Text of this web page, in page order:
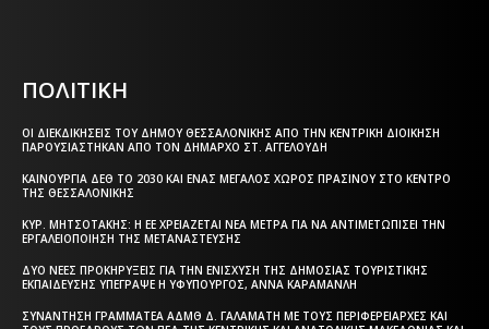
ΠΟΛΙΤΙΚΗ
ΟΙ ΔΙΕΚΔΙΚΉΣΕΙΣ ΤΟΥ ΔΉΜΟΥ ΘΕΣΣΑΛΟΝΊΚΗΣ ΑΠΌ ΤΗΝ ΚΕΝΤΡΙΚΉ ΔΙΟΊΚΗΣΗ
ΠΑΡΟΥΣΙΆΣΤΗΚΑΝ ΑΠΌ ΤΟΝ ΔΉΜΑΡΧΟ ΣΤ. ΑΓΓΕΛΟΎΔΗ
ΚΑΙΝΟΎΡΓΙΑ ΔΕΘ ΤΟ 2030 ΚΑΙ ΈΝΑΣ ΜΕΓΆΛΟΣ ΧΏΡΟΣ ΠΡΑΣΊΝΟΥ ΣΤΟ ΚΈΝΤΡΟ
ΤΗΣ ΘΕΣΣΑΛΟΝΊΚΗΣ
ΚΥΡ. ΜΗΤΣΟΤΆΚΗΣ: Η ΕΕ ΧΡΕΙΆΖΕΤΑΙ ΝΈΑ ΜΈΤΡΑ ΓΙΑ ΝΑ ΑΝΤΙΜΕΤΩΠΊΣΕΙ ΤΗΝ
ΕΡΓΑΛΕΙΟΠΟΊΗΣΗ ΤΗΣ ΜΕΤΑΝΆΣΤΕΥΣΗΣ
ΔΎΟ ΝΈΕΣ ΠΡΟΚΗΡΎΞΕΙΣ ΓΙΑ ΤΗΝ ΕΝΊΣΧΥΣΗ ΤΗΣ ΔΗΜΌΣΙΑΣ ΤΟΥΡΙΣΤΙΚΉΣ
ΕΚΠΑΊΔΕΥΣΗΣ ΥΠΈΓΡΑΨΕ Η ΥΦΥΠΟΥΡΓΌΣ, ΆΝΝΑ ΚΑΡΑΜΑΝΛΉ
ΣΥΝΆΝΤΗΣΗ ΓΡΑΜΜΑΤΈΑ ΑΔΜΘ Δ. ΓΑΛΑΜΆΤΗ ΜΕ ΤΟΥΣ ΠΕΡΙΦΕΡΕΙΆΡΧΕΣ ΚΑΙ